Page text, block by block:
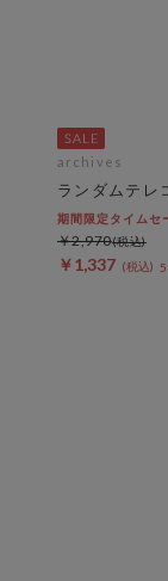
archives
ランダムテレ
期間限定タイム
￥1,337
￥2,970